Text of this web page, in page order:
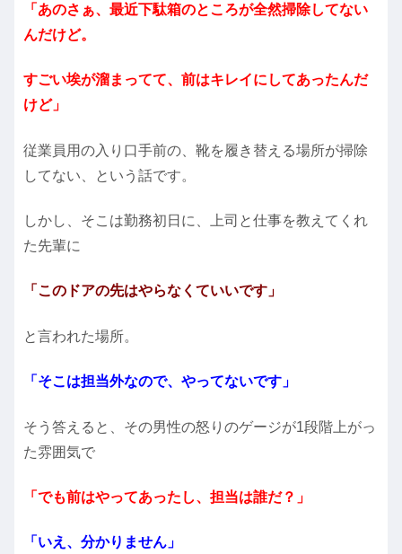
「あのさぁ、最近下駄箱のところが全然掃除してない
んだけど。
すごい埃が溜まってて、前はキレイにしてあったんだ
けど」
従業員用の入り口手前の、靴を履き替える場所が掃除
してない、という話です。
しかし、そこは勤務初日に、上司と仕事を教えてくれ
た先輩に
「このドアの先はやらなくていいです」
と言われた場所。
「そこは担当外なので、やってないです」
そう答えると、その男性の怒りのゲージが1段階上がっ
た雰囲気で
「でも前はやってあったし、担当は誰だ？」
「いえ、分かりません」